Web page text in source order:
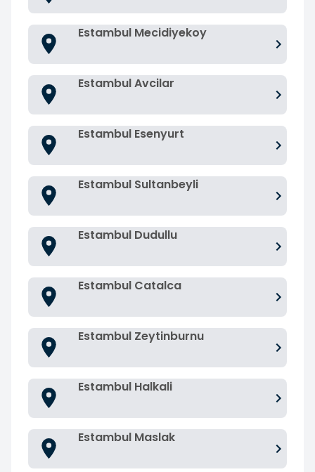
Estambul Mecidiyekoy
Estambul Avcilar
Estambul Esenyurt
Estambul Sultanbeyli
Estambul Dudullu
Estambul Catalca
Estambul Zeytinburnu
Estambul Halkali
Estambul Maslak